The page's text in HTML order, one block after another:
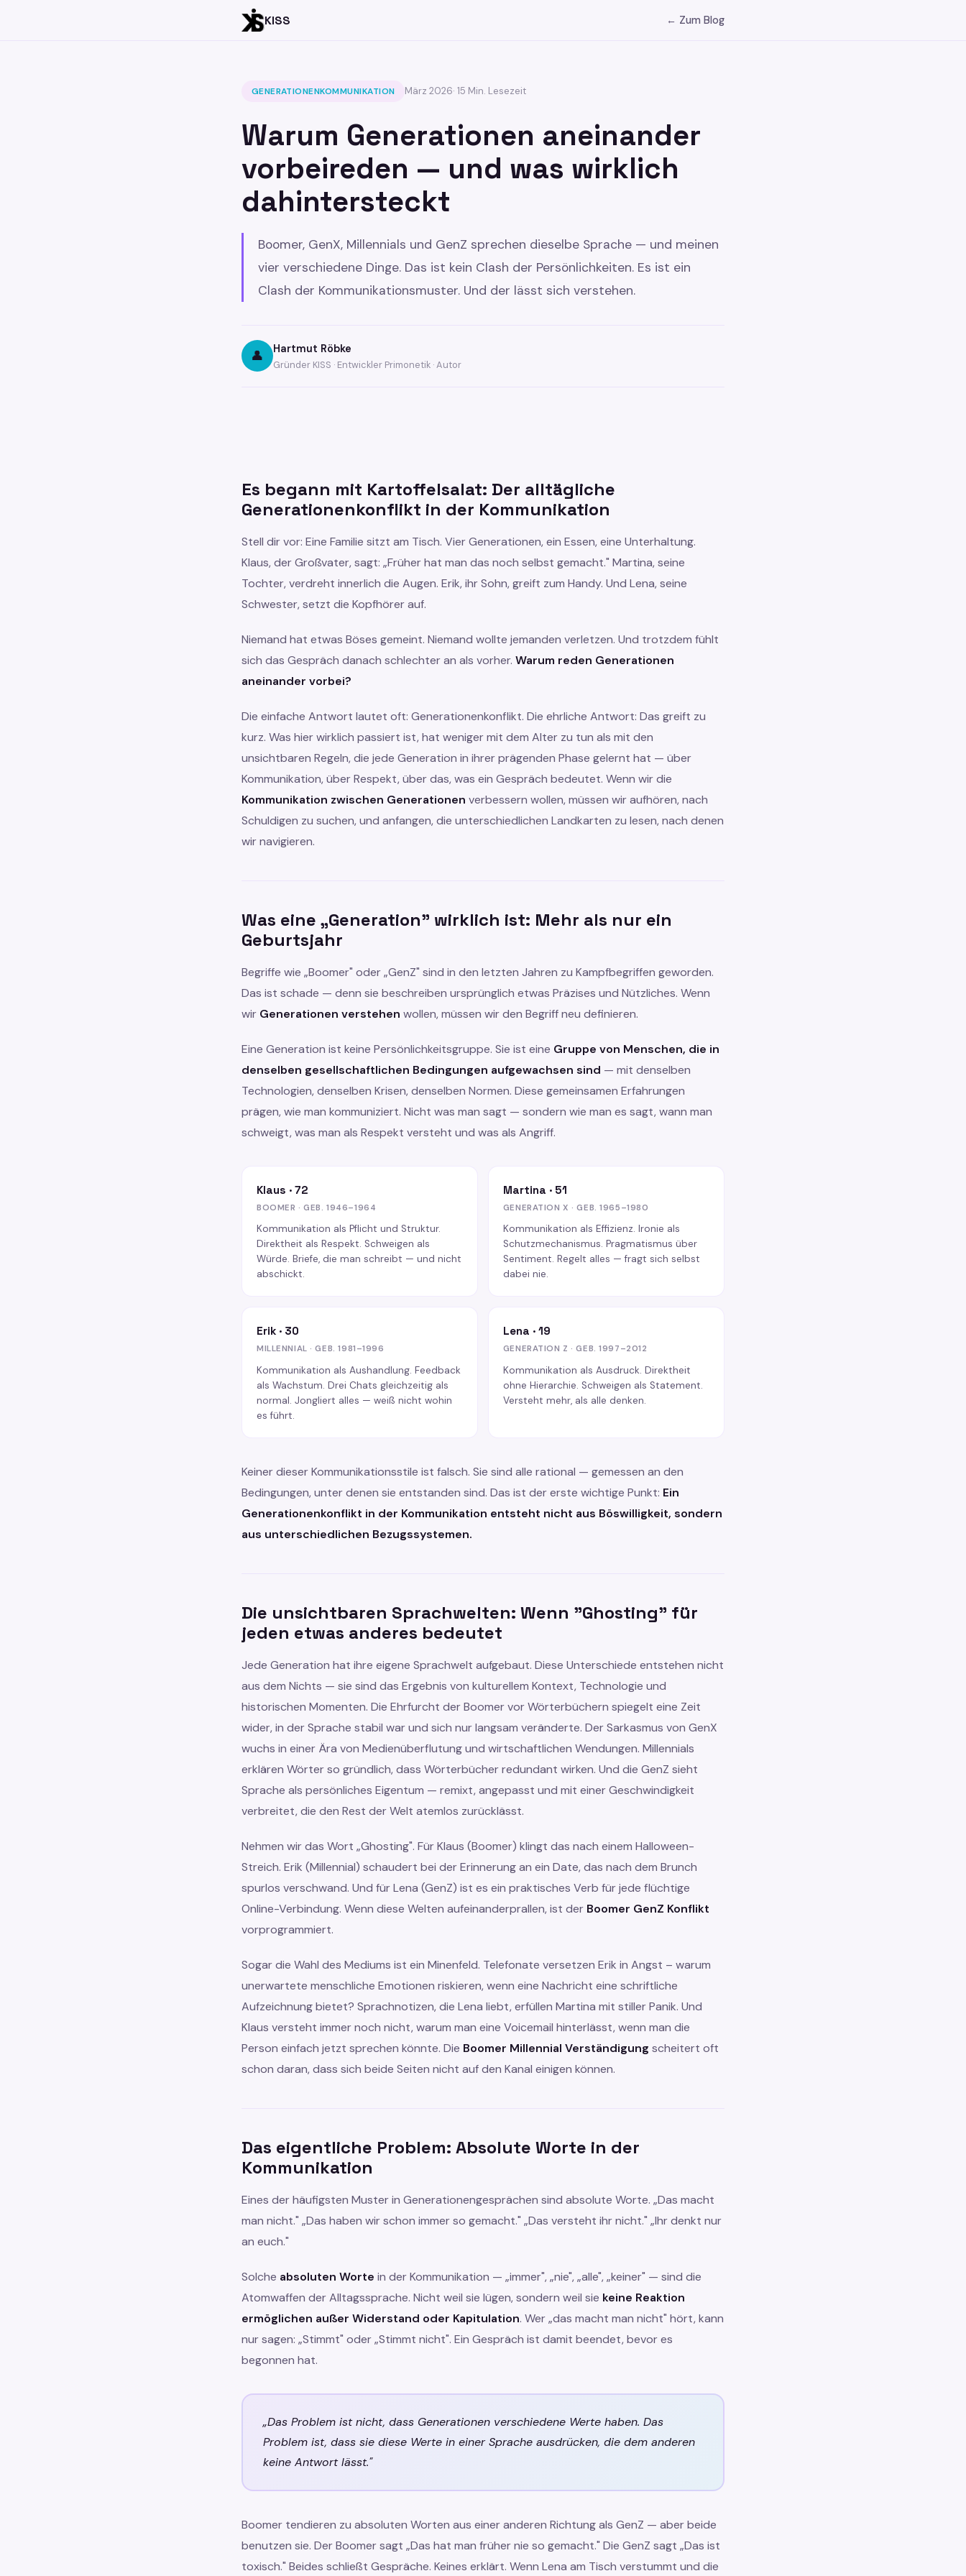
KISS ← Zum Blog
GENERATIONENKOMMUNIKATION März 2026· 15 Min. Lesezeit
Warum Generationen aneinander
vorbeireden — und was wirklich
dahintersteckt
Boomer, GenX, Millennials und GenZ sprechen dieselbe Sprache — und meinen
vier verschiedene Dinge. Das ist kein Clash der Persönlichkeiten. Es ist ein
Clash der Kommunikationsmuster. Und der lässt sich verstehen.
👤 Hartmut Röbke
Gründer KISS · Entwickler Primonetik · Autor
Es begann mit Kartoffelsalat: Der alltägliche
Generationenkonflikt in der Kommunikation
Stell dir vor: Eine Familie sitzt am Tisch. Vier Generationen, ein Essen, eine Unterhaltung.
Klaus, der Großvater, sagt: „Früher hat man das noch selbst gemacht." Martina, seine
Tochter, verdreht innerlich die Augen. Erik, ihr Sohn, greift zum Handy. Und Lena, seine
Schwester, setzt die Kopfhörer auf.
Niemand hat etwas Böses gemeint. Niemand wollte jemanden verletzen. Und trotzdem fühlt
sich das Gespräch danach schlechter an als vorher. Warum reden Generationen
aneinander vorbei?
Die einfache Antwort lautet oft: Generationenkonflikt. Die ehrliche Antwort: Das greift zu
kurz. Was hier wirklich passiert ist, hat weniger mit dem Alter zu tun als mit den
unsichtbaren Regeln, die jede Generation in ihrer prägenden Phase gelernt hat — über
Kommunikation, über Respekt, über das, was ein Gespräch bedeutet. Wenn wir die
Kommunikation zwischen Generationen verbessern wollen, müssen wir aufhören, nach
Schuldigen zu suchen, und anfangen, die unterschiedlichen Landkarten zu lesen, nach denen
wir navigieren.
Was eine „Generation" wirklich ist: Mehr als nur ein
Geburtsjahr
Begriffe wie „Boomer" oder „GenZ" sind in den letzten Jahren zu Kampfbegriffen geworden.
Das ist schade — denn sie beschreiben ursprünglich etwas Präzises und Nützliches. Wenn
wir Generationen verstehen wollen, müssen wir den Begriff neu definieren.
Eine Generation ist keine Persönlichkeitsgruppe. Sie ist eine Gruppe von Menschen, die in
denselben gesellschaftlichen Bedingungen aufgewachsen sind — mit denselben
Technologien, denselben Krisen, denselben Normen. Diese gemeinsamen Erfahrungen
prägen, wie man kommuniziert. Nicht was man sagt — sondern wie man es sagt, wann man
schweigt, was man als Respekt versteht und was als Angriff.
Klaus · 72
BOOMER · GEB. 1946–1964
Kommunikation als Pflicht und Struktur.
Direktheit als Respekt. Schweigen als
Würde. Briefe, die man schreibt — und nicht
abschickt.
Martina · 51
GENERATION X · GEB. 1965–1980
Kommunikation als Effizienz. Ironie als
Schutzmechanismus. Pragmatismus über
Sentiment. Regelt alles — fragt sich selbst
dabei nie.
Erik · 30
MILLENNIAL · GEB. 1981–1996
Kommunikation als Aushandlung. Feedback
als Wachstum. Drei Chats gleichzeitig als
normal. Jongliert alles — weiß nicht wohin
es führt.
Lena · 19
GENERATION Z · GEB. 1997–2012
Kommunikation als Ausdruck. Direktheit
ohne Hierarchie. Schweigen als Statement.
Versteht mehr, als alle denken.
Keiner dieser Kommunikationsstile ist falsch. Sie sind alle rational — gemessen an den
Bedingungen, unter denen sie entstanden sind. Das ist der erste wichtige Punkt: Ein
Generationenkonflikt in der Kommunikation entsteht nicht aus Böswilligkeit, sondern
aus unterschiedlichen Bezugssystemen.
Die unsichtbaren Sprachwelten: Wenn "Ghosting" für
jeden etwas anderes bedeutet
Jede Generation hat ihre eigene Sprachwelt aufgebaut. Diese Unterschiede entstehen nicht
aus dem Nichts — sie sind das Ergebnis von kulturellem Kontext, Technologie und
historischen Momenten. Die Ehrfurcht der Boomer vor Wörterbüchern spiegelt eine Zeit
wider, in der Sprache stabil war und sich nur langsam veränderte. Der Sarkasmus von GenX
wuchs in einer Ära von Medienüberflutung und wirtschaftlichen Wendungen. Millennials
erklären Wörter so gründlich, dass Wörterbücher redundant wirken. Und die GenZ sieht
Sprache als persönliches Eigentum — remixt, angepasst und mit einer Geschwindigkeit
verbreitet, die den Rest der Welt atemlos zurücklässt.
Nehmen wir das Wort „Ghosting". Für Klaus (Boomer) klingt das nach einem Halloween-
Streich. Erik (Millennial) schaudert bei der Erinnerung an ein Date, das nach dem Brunch
spurlos verschwand. Und für Lena (GenZ) ist es ein praktisches Verb für jede flüchtige
Online-Verbindung. Wenn diese Welten aufeinanderprallen, ist der Boomer GenZ Konflikt
vorprogrammiert.
Sogar die Wahl des Mediums ist ein Minenfeld. Telefonate versetzen Erik in Angst – warum
unerwartete menschliche Emotionen riskieren, wenn eine Nachricht eine schriftliche
Aufzeichnung bietet? Sprachnotizen, die Lena liebt, erfüllen Martina mit stiller Panik. Und
Klaus versteht immer noch nicht, warum man eine Voicemail hinterlässt, wenn man die
Person einfach jetzt sprechen könnte. Die Boomer Millennial Verständigung scheitert oft
schon daran, dass sich beide Seiten nicht auf den Kanal einigen können.
Das eigentliche Problem: Absolute Worte in der
Kommunikation
Eines der häufigsten Muster in Generationengesprächen sind absolute Worte. „Das macht
man nicht." „Das haben wir schon immer so gemacht." „Das versteht ihr nicht." „Ihr denkt nur
an euch."
Solche absoluten Worte in der Kommunikation — „immer", „nie", „alle", „keiner" — sind die
Atomwaffen der Alltagssprache. Nicht weil sie lügen, sondern weil sie keine Reaktion
ermöglichen außer Widerstand oder Kapitulation. Wer „das macht man nicht" hört, kann
nur sagen: „Stimmt" oder „Stimmt nicht". Ein Gespräch ist damit beendet, bevor es
begonnen hat.
„Das Problem ist nicht, dass Generationen verschiedene Werte haben. Das
Problem ist, dass sie diese Werte in einer Sprache ausdrücken, die dem anderen
keine Antwort lässt."
Boomer tendieren zu absoluten Worten aus einer anderen Richtung als GenZ — aber beide
benutzen sie. Der Boomer sagt „Das hat man früher nie so gemacht." Die GenZ sagt „Das ist
toxisch." Beides schließt Gespräche. Keines erklärt. Wenn Lena am Tisch verstummt und die